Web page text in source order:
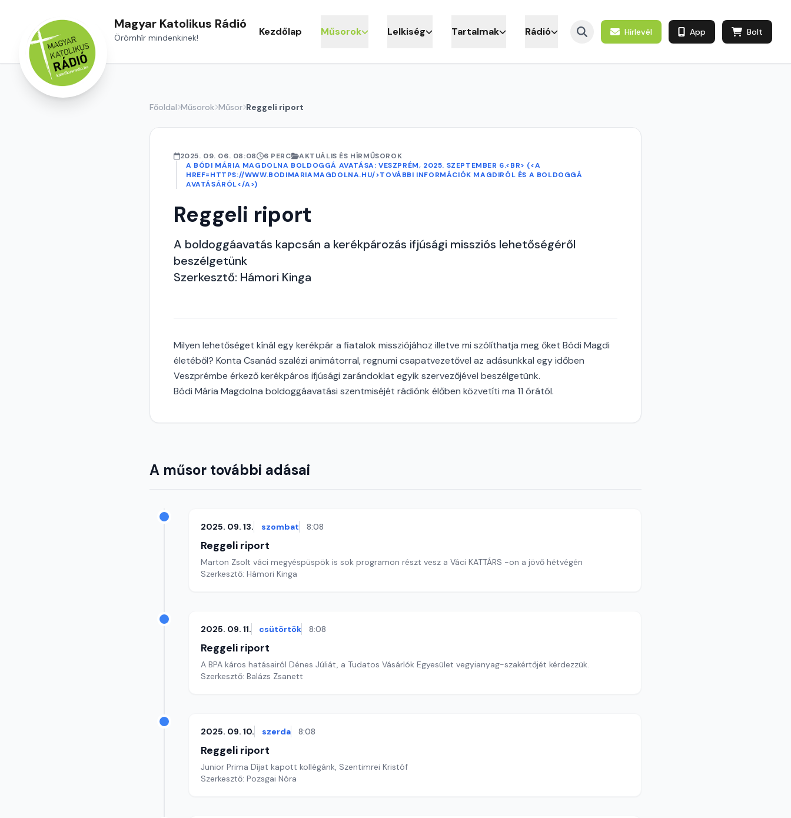
Magyar Katolikus Rádió
Örömhír mindenkinek! Kezdőlap Műsorok Lelkiség Tartalmak Rádió Hírlevél App Bolt
Főoldal Műsorok Műsor Reggeli riport
2025. 09. 06. 08:08 6 PERC
AKTUÁLIS ÉS HÍRMŰSOROK
A BÓDI MÁRIA MAGDOLNA BOLDOGGÁ AVATÁSA: VESZPRÉM, 2025. SZEPTEMBER 6.<BR> (<A
HREF=HTTPS://WWW.BODIMARIAMAGDOLNA.HU/>TOVÁBBI INFORMÁCIÓK MAGDIRÓL ÉS A BOLDOGGÁ
AVATÁSÁRÓL</A>)
Reggeli riport
A boldoggáavatás kapcsán a kerékpározás ifjúsági missziós lehetőségéről
beszélgetünk
Szerkesztő: Hámori Kinga
Milyen lehetőséget kínál egy kerékpár a fiatalok missziójához illetve mi szólíthatja meg őket Bódi Magdi
életéből? Konta Csanád szalézi animátorral, regnumi csapatvezetővel az adásunkkal egy időben
Veszprémbe érkező kerékpáros ifjúsági zarándoklat egyik szervezőjével beszélgetünk.
Bódi Mária Magdolna boldoggáavatási szentmiséjét rádiónk élőben közvetíti ma 11 órától.
A műsor további adásai
2025. 09. 13. szombat 8:08
Reggeli riport
Marton Zsolt váci megyéspüspök is sok programon részt vesz a Váci KATTÁRS -on a jövő hétvégén
Szerkesztő: Hámori Kinga
2025. 09. 11. csütörtök 8:08
Reggeli riport
A BPA káros hatásairól Dénes Júliát, a Tudatos Vásárlók Egyesület vegyianyag-szakértőjét kérdezzük.
Szerkesztő: Balázs Zsanett
2025. 09. 10. szerda 8:08
Reggeli riport
Junior Prima Díjat kapott kollégánk, Szentimrei Kristóf
Szerkesztő: Pozsgai Nóra